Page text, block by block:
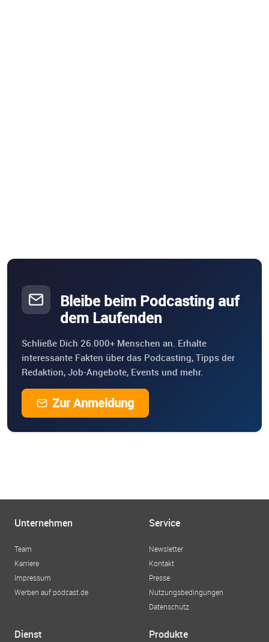
Bleibe beim Podcasting auf
dem Laufenden
Schließe Dich 26.000+ Menschen an. Erhalte
interessante Fakten über das Podcasting, Tipps der
Redaktion, Job-Angebote, Events und mehr.
Zur Anmeldung
Unternehmen
Team
Karriere
Impressum
Werben auf podcast.de
Service
Newsletter
Kontakt
Presse
Nutzungsbedingungen
Datenschutz
Dienst Produkte